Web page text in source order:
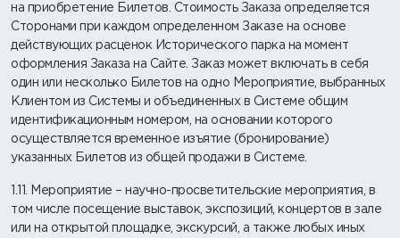
на приобретение Билетов. Стоимость Заказа определяется
Сторонами при каждом определенном Заказе на основе
действующих расценок Исторического парка на момент
оформления Заказа на Сайте. Заказ может включать в себя
один или несколько Билетов на одно Мероприятие, выбранных
Клиентом из Системы и объединенных в Системе общим
идентификационным номером, на основании которого
осуществляется временное изъятие (бронирование)
указанных Билетов из общей продажи в Системе.
1.11. Мероприятие – научно-просветительские мероприятия, в
том числе посещение выставок, экспозиций, концертов в зале
или на открытой площадке, экскурсий, а также любых иных